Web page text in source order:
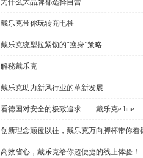
戴乐克带你玩转充电桩
戴乐克统型拉紧锁的“瘦身”策略
解秘戴乐克
戴乐克助力新风行业的革新发展
看德国对安全的极致追求——戴乐克e-line
创新理念颠覆以往，戴乐克万向脚杯带你看
高效省心，戴乐克给你超便捷的线上体验！